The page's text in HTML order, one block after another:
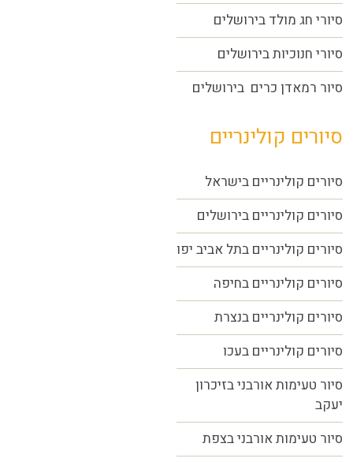
סיורי חג מולד בירושלים
סיורי חנוכיות בירושלים
סיור רמאדן כרים בירושלים
סיורים קולינריים
סיורים קולינריים בישראל
סיורים קולינריים בירושלים
סיורים קולינריים בתל אביב יפו
סיורים קולינריים בחיפה
סיורים קולינריים בנצרת
סיורים קולינריים בעכו
סיור טעימות אורבני בזיכרון
יעקב
סיור טעימות אורבני בצפת